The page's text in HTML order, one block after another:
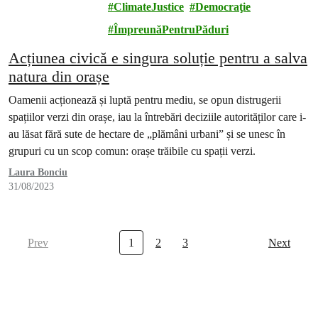
ClimateJustice
Democraţie
ÎmpreunăPentruPăduri
Acțiunea civică e singura soluție pentru a salva
natura din orașe
Oamenii acționează și luptă pentru mediu, se opun distrugerii
spațiilor verzi din orașe, iau la întrebări deciziile autorităților care i-
au lăsat fără sute de hectare de „plămâni urbani” și se unesc în
grupuri cu un scop comun: orașe trăibile cu spații verzi.
Laura Bonciu
31/08/2023
Prev 1 2 3 Next